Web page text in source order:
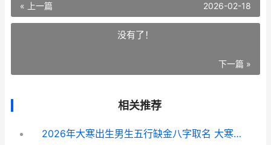
« 上一篇 2026-02-18
没有了！
下一篇 »
相关推荐
2026年大寒出生男生五行缺金八字取名 大寒这天出生的命好吗?